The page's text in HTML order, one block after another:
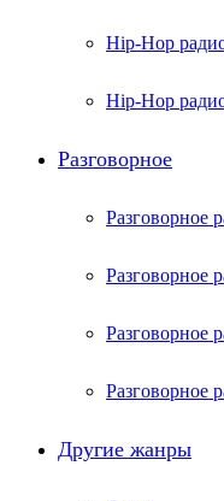
Hip-Hop
Hip-Hop
Разговорное
Разговорное
Разговорное
Разговорное
Разговорное
Другие жанры